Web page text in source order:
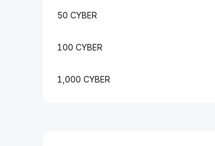
50 CYBER
100 CYBER
1,000 CYBER